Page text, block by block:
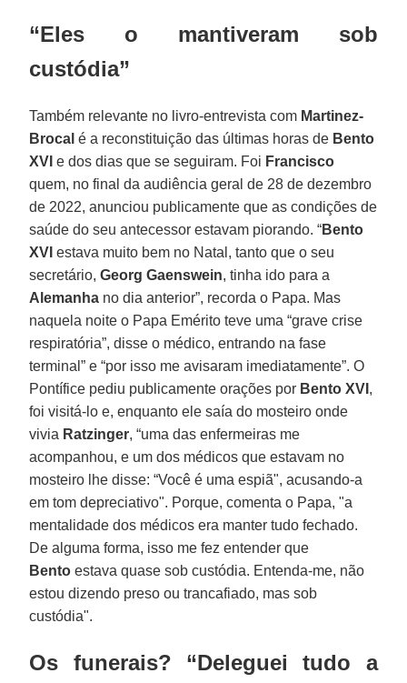
“Eles o mantiveram sob
custódia”
Também relevante no livro-entrevista com Martinez-
Brocal é a reconstituição das últimas horas de Bento
XVI e dos dias que se seguiram. Foi Francisco
quem, no final da audiência geral de 28 de dezembro
de 2022, anunciou publicamente que as condições de
saúde do seu antecessor estavam piorando. “Bento
XVI estava muito bem no Natal, tanto que o seu
secretário,Georg Gaenswein, tinha ido para a
Alemanha no dia anterior”, recorda o Papa. Mas
naquela noite o Papa Emérito teve uma “grave crise
respiratória”, disse o médico, entrando na fase
terminal” e “por isso me avisaram imediatamente”. O
Pontífice pediu publicamente orações por Bento XVI ,
foi visitá-lo e, enquanto ele saía do mosteiro onde
vivia Ratzinger, “uma das enfermeiras me
acompanhou, e um dos médicos que estavam no
mosteiro lhe disse: “Você é uma espiã", acusando-a
em tom depreciativo". Porque, comenta o Papa, "a
mentalidade dos médicos era manter tudo fechado.
De alguma forma, isso me fez entender que
Bentoestava quase sob custódia. Entenda-me, não
estou dizendo preso ou trancafiado, mas sob
custódia".
Os funerais? “Deleguei tudo a